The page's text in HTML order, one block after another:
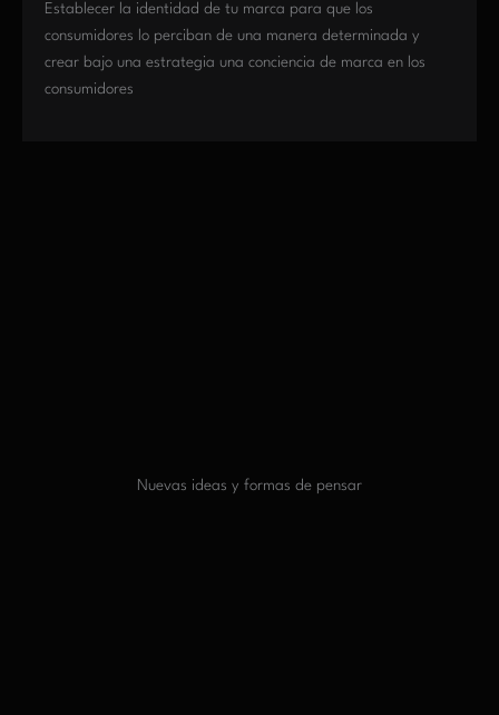
Establecer la identidad de tu marca para que los
consumidores lo perciban de una manera determinada y
crear bajo una estrategia una conciencia de marca en los
consumidores
Nuevas ideas y formas de pensar